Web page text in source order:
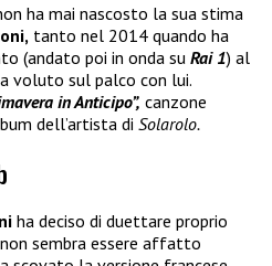
ha mai nascosto la sua stima
tanto nel 2014 quando ha
(andato poi in onda su Rai 1) al
voluto sul palco con lui.
in Anticipo”, canzone
dell’artista di Solarolo.
ha deciso di duettare proprio
sembra essere affatto